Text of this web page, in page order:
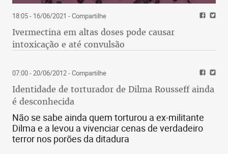
18:05 - 16/06/2021 - Compartilhe
Ivermectina em altas doses pode causar
intoxicação e até convulsão
07:00 - 20/06/2012- Compartilhe
Identidade de torturador de Dilma Rousseff ainda
é desconhecida
Não se sabe ainda quem torturou a ex-militante
Dilma e a levou a vivenciar cenas de verdadeiro
terror nos porões da ditadura